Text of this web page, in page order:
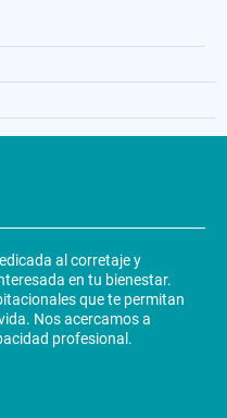
al corretaje y
en tu bienestar.
que te permitan
Nos acercamos a
profesional.